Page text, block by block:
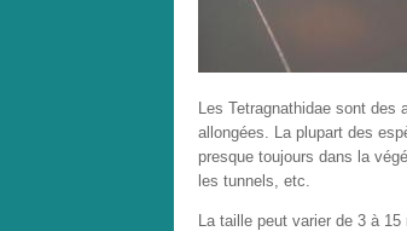
Les Tetragnathidae sont
allongées. La plupart des
presque toujours dans la
les tunnels, etc.
La taille peut varier de 3 à 15